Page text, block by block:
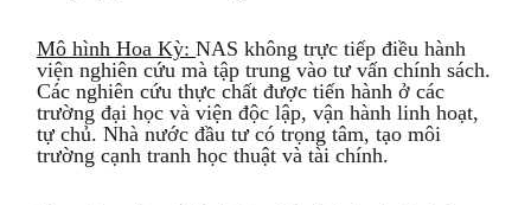
Mô hình Hoa Kỳ: NAS không trực tiếp điều hành
viện nghiên cứu mà tập trung vào tư vấn chính sách.
Các nghiên cứu thực chất được tiến hành ở các
trường đại học và viện độc lập, vận hành linh hoạt,
tự chủ. Nhà nước đầu tư có trọng tâm, tạo môi
trường cạnh tranh học thuật và tài chính.